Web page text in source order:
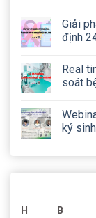
Giải
định
Real
soát
ký
H B